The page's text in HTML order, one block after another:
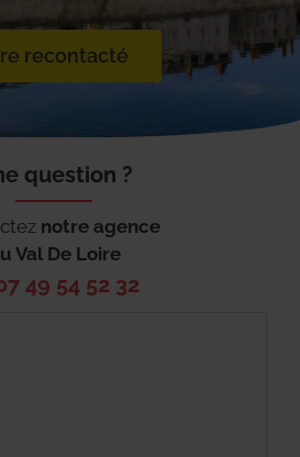
recontacté
question ?
notre agence
Val De Loire
49 54 52 32